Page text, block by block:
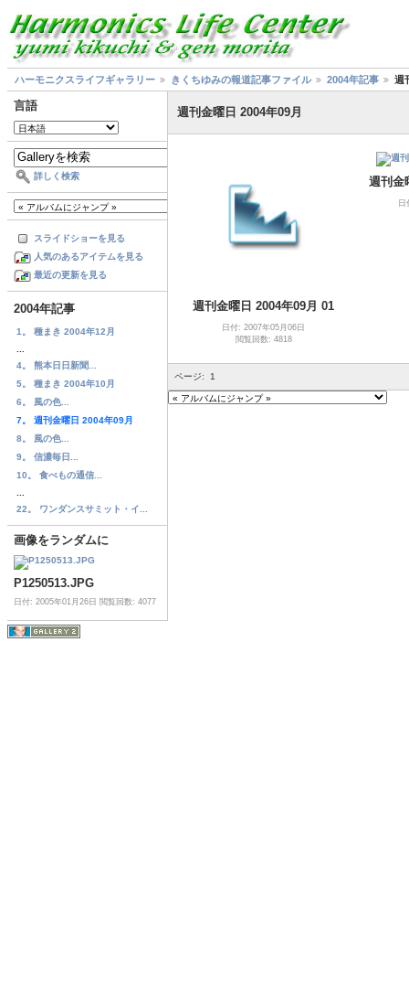
ハーモニクスライフギャラリー きくちゆみの報道記事ファイル 2004年記事 週
言語
詳しく検索
スライドショーを見る
人気のあるアイテムを見る
最近の更新を見る
2004年記事
1。 種まき 2004年12月
4。 熊本日日新聞...
5。 種まき 2004年10月
6。 風の色...
7。 週刊金曜日 2004年09月
8。 風の色...
9。 信濃毎日...
10。 食べもの通信...
22。 ワンダンスサミット・イ...
画像をランダムに
P1250513.JPG
日付: 2005年01月26日 閲覧回数: 4077
週刊金曜日 2004年09月
週刊金曜日 2004年09月 01
日付: 2007年05月06日
閲覧回数: 4818
週刊金
ページ: 1